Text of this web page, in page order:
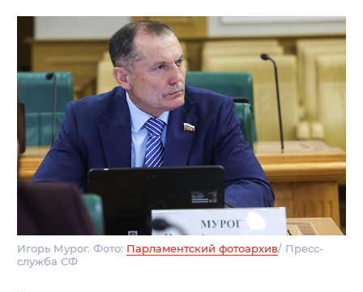
Игорь Мурог. Фото: Парламентский фотоархив/ Пресс-
служба СФ